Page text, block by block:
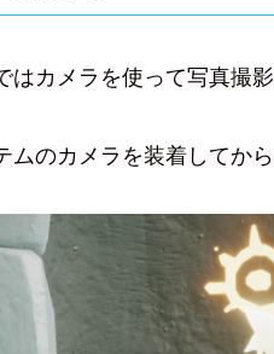
はカメラを使って写真撮
ムのカメラを装着してか